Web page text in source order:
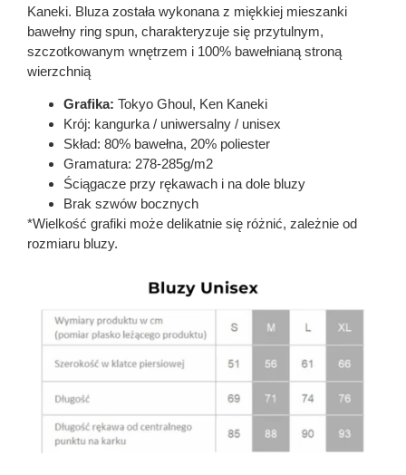
Kaneki. Bluza została wykonana z miękkiej mieszanki
bawełny ring spun, charakteryzuje się przytulnym,
szczotkowanym wnętrzem i 100% bawełnianą stroną
wierzchnią
Grafika: Tokyo Ghoul, Ken Kaneki
Krój: kangurka / uniwersalny / unisex
Skład: 80% bawełna, 20% poliester
Gramatura: 278-285g/m2
Ściągacze przy rękawach i na dole bluzy
Brak szwów bocznych
*Wielkość grafiki może delikatnie się różnić, zależnie od
rozmiaru bluzy.